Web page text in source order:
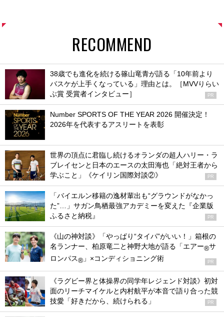
RECOMMEND
38歳でも進化を続ける篠山竜青が語る「10年前より
バスケが上手くなっている」理由とは。［MVVりらい
ぶ賞 受賞者インタビュー］
PR
Number SPORTS OF THE YEAR 2026 開催決定！
2026年を代表するアスリートを表彰
世界の頂点に君臨し続けるオランダの超人ハリー・ラ
ブレイセンと日本のエースの太田海也「絶対王者から
学ぶこと」《ケイリン国際対談②》
PR
「バイエルン移籍の逸材輩出も“グラウンドがなかっ
た”…」サガン鳥栖最強アカデミーを変えた『企業版
ふるさと納税』
PR
《山の神対談》「やっぱり“タイパ”がいい！」箱根の
名ランナー、柏原竜二と神野大地が語る「エアー®サ
ロンパス® 」×コンディショニング術 PR
《ラグビー界と体操界の同学年レジェンド対談》初対
面のリーチマイケルと内村航平が本音で語り合った競
技愛「好きだから、続けられる」
PR